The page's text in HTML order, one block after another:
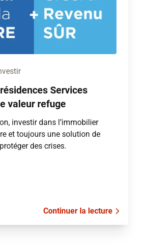
Services
valeur refuge
investir dans l’immobilier
et toujours une solution de
des crises.
Continuer la lecture